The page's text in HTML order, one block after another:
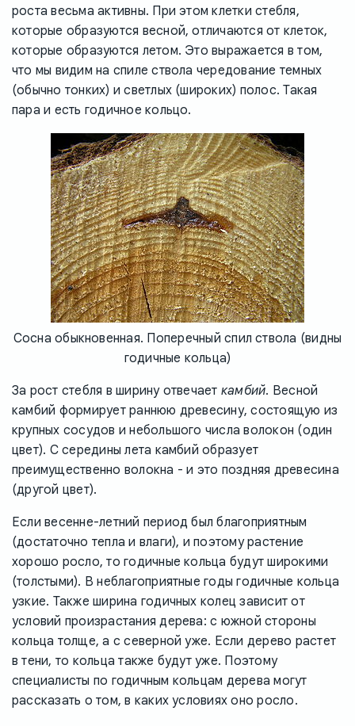
роста весьма активны. При этом клетки стебля,
которые образуются весной, отличаются от клеток,
которые образуются летом. Это выражается в том,
что мы видим на спиле ствола чередование темных
(обычно тонких) и светлых (широких) полос. Такая
пара и есть годичное кольцо.
Сосна обыкновенная. Поперечный спил ствола (видны
годичные кольца)
За рост стебля в ширину отвечает камбий. Весной
камбий формирует раннюю древесину, состоящую из
крупных сосудов и небольшого числа волокон (один
цвет). С середины лета камбий образует
преимущественно волокна - и это поздняя древесина
(другой цвет).
Если весенне-летний период был благоприятным
(достаточно тепла и влаги), и поэтому растение
хорошо росло, то годичные кольца будут широкими
(толстыми). В неблагоприятные годы годичные кольца
узкие. Также ширина годичных колец зависит от
условий произрастания дерева: с южной стороны
кольца толще, а с северной уже. Если дерево растет
в тени, то кольца также будут уже. Поэтому
специалисты по годичным кольцам дерева могут
рассказать о том, в каких условиях оно росло.